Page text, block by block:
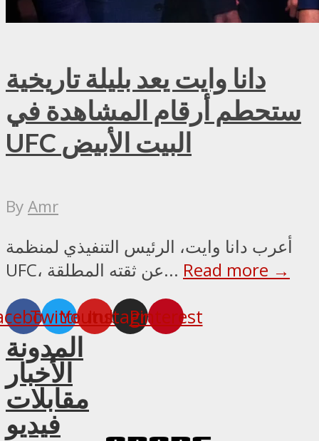
دانا وايت يعد بليلة تاريخية
ستحطم أرقام المشاهدة في
UFC البيت الأبيض
ByAmr
أعرب دانا وايت، الرئيس التنفيذي لمنظمة
UFC، عن ثقته المطلقة... Read more →
TwitterYoutube
Instagram
Pinterest
المدونة
الأخبار
مقابلات
فيديو